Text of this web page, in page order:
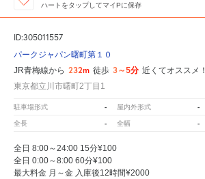
ハートをタップしてマイPに保存
ID:305011557
パークジャパン曙町第１０
JR青梅線から 232m 徒歩 3～5分 近くてオススメ！
東京都立川市曙町2丁目1
駐車場形式 - 屋内外形式 -
全長 - 全幅 -
全日 8:00～24:00 15分¥100
全日 0:00～8:00 60分¥100
最大料金 月～金 入庫後12時間¥2000